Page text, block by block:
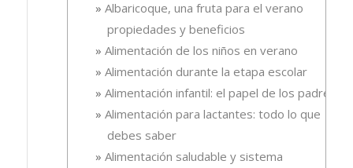
Albaricoque, una fruta para el verano
propiedades y beneficios
Alimentación de los niños en verano
Alimentación durante la etapa escolar
Alimentación infantil: el papel de los padres
Alimentación para lactantes: todo lo que
debes saber
Alimentación saludable y sistema